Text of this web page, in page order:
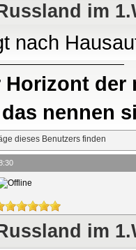
im
nach
Horizont
nennen
im